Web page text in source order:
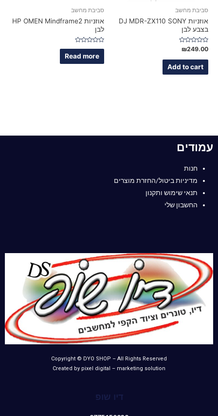
סביבת מחשב
אוזניות DJ MDR-ZX110 SONY
בצבע לבן
Rated
0
out
₪249.00
Add to cart
סביבת מחשב
אוזניות HP OMEN Mindframe2
לבן‬
Rated
out
of
Read more
עמודים
חנות
מדיניות ביטול/החזרת מוצרים
תנאי שימוש ותקנון
החשבון שלי
Copyright © DYO SHOP – All Rights Reserved
Created by pixel digital – marketing solution
דיו שופ